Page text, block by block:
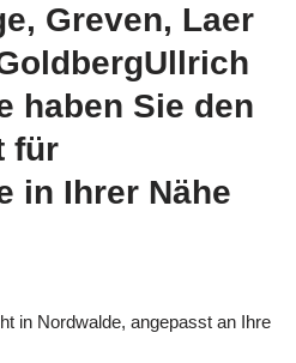
Greven, Laer
haben Sie den
für
in Ihrer Nähe
in Nordwalde, angepasst an Ihre